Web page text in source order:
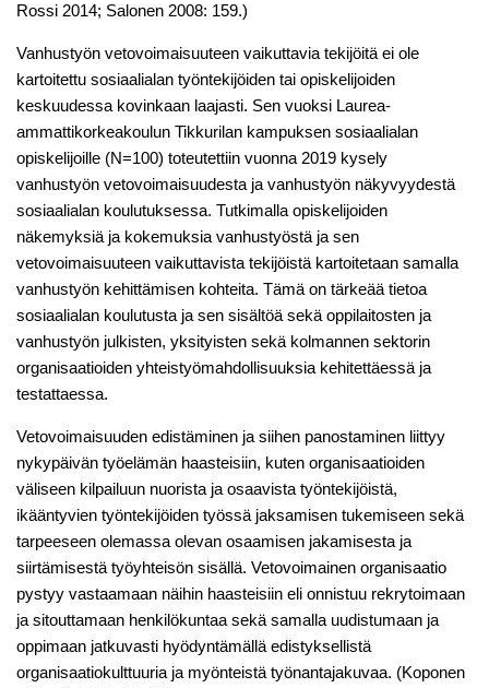
Rossi 2014; Salonen 2008: 159.)
Vanhustyön vetovoimaisuuteen vaikuttavia tekijöitä ei ole
kartoitettu sosiaalialan työntekijöiden tai opiskelijoiden
keskuudessa kovinkaan laajasti. Sen vuoksi Laurea-
ammattikorkeakoulun Tikkurilan kampuksen sosiaalialan
opiskelijoille (N=100) toteutettiin vuonna 2019 kysely
vanhustyön vetovoimaisuudesta ja vanhustyön näkyvyydestä
sosiaalialan koulutuksessa. Tutkimalla opiskelijoiden
näkemyksiä ja kokemuksia vanhustyöstä ja sen
vetovoimaisuuteen vaikuttavista tekijöistä kartoitetaan samalla
vanhustyön kehittämisen kohteita. Tämä on tärkeää tietoa
sosiaalialan koulutusta ja sen sisältöä sekä oppilaitosten ja
vanhustyön julkisten, yksityisten sekä kolmannen sektorin
organisaatioiden yhteistyömahdollisuuksia kehitettäessä ja
testattaessa.
Vetovoimaisuuden edistäminen ja siihen panostaminen liittyy
nykypäivän työelämän haasteisiin, kuten organisaatioiden
väliseen kilpailuun nuorista ja osaavista työntekijöistä,
ikääntyvien työntekijöiden työssä jaksamisen tukemiseen sekä
tarpeeseen olemassa olevan osaamisen jakamisesta ja
siirtämisestä työyhteisön sisällä. Vetovoimainen organisaatio
pystyy vastaamaan näihin haasteisiin eli onnistuu rekrytoimaan
ja sitouttamaan henkilökuntaa sekä samalla uudistumaan ja
oppimaan jatkuvasti hyödyntämällä edistyksellistä
organisaatiokulttuuria ja myönteistä työnantajakuvaa. (Koponen